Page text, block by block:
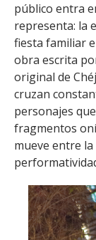
público entra
representa: la
fiesta familiar
obra escrita
original de
cruzan
personajes
fragmentos
mueve entre